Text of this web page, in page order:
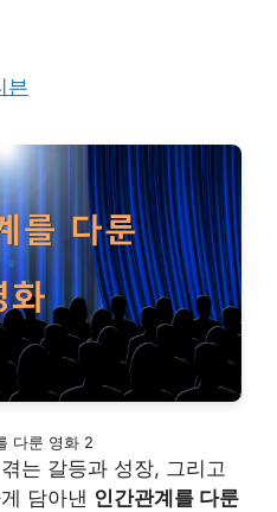
븐
다룬 영화 2
는 갈등과 성장, 그리고
담아낸 인간관계를 다룬